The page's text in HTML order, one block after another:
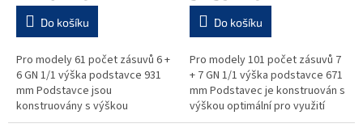
Do košíku
Pro modely 61 počet zásuvů 6 +
6 GN 1/1 výška podstavce 931
mm Podstavce jsou
konstruovány s výškou
optimální pro využití závážecích
Do košíku
Pro modely 101 počet zásuvů 7
+ 7 GN 1/1 výška podstavce 671
mm Podstavec je konstruován s
výškou optimální pro využití
zavážecích vozíků. Tuhá